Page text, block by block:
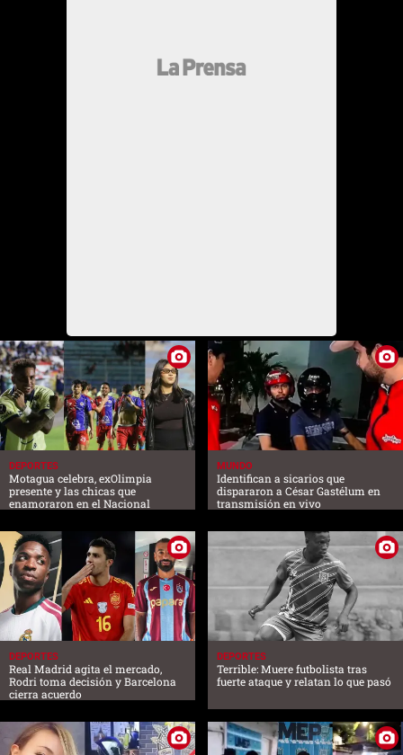
DEPORTES
Motagua celebra, exOlimpia
presente y las chicas que
enamoraron en el Nacional
MUNDO
Identifican a sicarios que
dispararon a César Gastélum en
transmisión en vivo
DEPORTES
Real Madrid agita el mercado,
Rodri toma decisión y Barcelona
cierra acuerdo
DEPORTES
Terrible: Muere futbolista tras
fuerte ataque y relatan lo que pasó